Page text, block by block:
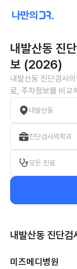
내발산동 진
보 (2026)
내발산동 진단검사
료, 주차정보를 비교
내발산동
진단검사의학과
모든 진료
내발산동 진단검
미즈메디병원